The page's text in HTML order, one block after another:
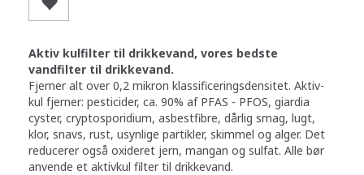
Aktiv kulfilter til drikkevand, vores bedste
vandfilter til drikkevand.
Fjerner alt over 0,2 mikron klassificeringsdensitet. Aktiv-
kul fjerner: pesticider, ca. 90% af PFAS - PFOS, giardia
cyster, cryptosporidium, asbestfibre, dårlig smag, lugt,
klor, snavs, rust, usynlige partikler, skimmel og alger. Det
reducerer også oxideret jern, mangan og sulfat. Alle bør
anvende et aktivkul filter til drikkevand.